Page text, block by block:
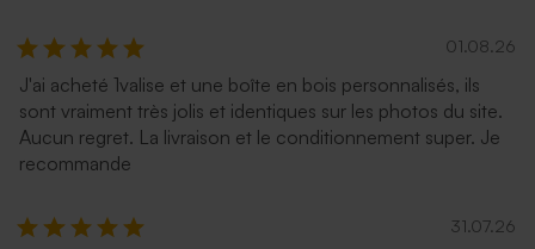
Enveloppe couleur bleu nuit Enveloppe noire rectangle
01.08.26
J'ai acheté 1valise et une boîte en bois personnalisés, ils
sont vraiment très jolis et identiques sur les photos du site.
Aucun regret. La livraison et le conditionnement super. Je
recommande
31.07.26